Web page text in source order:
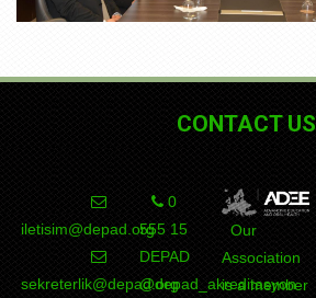
CONTACT US
iletisim@depad.org
sekreterlik@depad.org
0
555 15
DEPAD
@depad_akreditasyon
Our
Association
is a member